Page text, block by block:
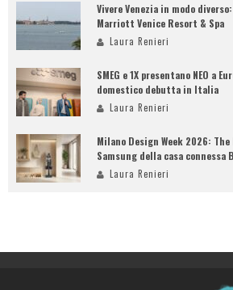
Vivere Venezia in modo
Marriott Venice Resort & Spa
Laura Renieri
SMEG e 1X presentano NEO a
domestico debutta in Italia
Laura Renieri
Milano Design Week 2026:
Samsung della casa connessa
Laura Renieri